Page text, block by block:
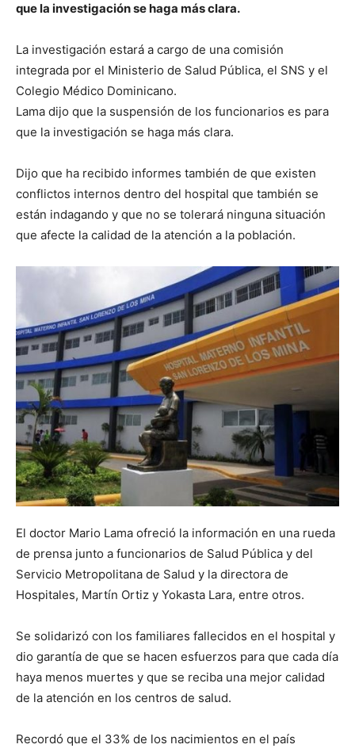
que la investigación se haga más clara.
La investigación estará a cargo de una comisión
integrada por el Ministerio de Salud Pública, el SNS y el
Colegio Médico Dominicano.
Lama dijo que la suspensión de los funcionarios es para
que la investigación se haga más clara.
Dijo que ha recibido informes también de que existen
conflictos internos dentro del hospital que también se
están indagando y que no se tolerará ninguna situación
que afecte la calidad de la atención a la población.
El doctor Mario Lama ofreció la información en una rueda
de prensa junto a funcionarios de Salud Pública y del
Servicio Metropolitana de Salud y la directora de
Hospitales, Martín Ortiz y Yokasta Lara, entre otros.
Se solidarizó con los familiares fallecidos en el hospital y
dio garantía de que se hacen esfuerzos para que cada día
haya menos muertes y que se reciba una mejor calidad
de la atención en los centros de salud.
Recordó que el 33% de los nacimientos en el país